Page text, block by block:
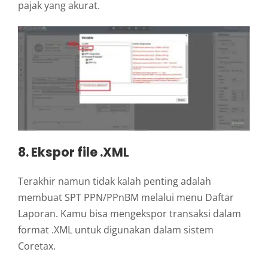
pajak yang akurat.
8. Ekspor file .XML
Terakhir namun tidak kalah penting adalah
membuat SPT PPN/PPnBM melalui menu Daftar
Laporan. Kamu bisa mengekspor transaksi dalam
format .XML untuk digunakan dalam sistem
Coretax.